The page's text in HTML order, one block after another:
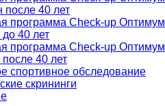
40 лет
программа Check-up Оптимум
40 лет
программа Check-up Оптимум
40 лет
спортивное обследование
скрининги